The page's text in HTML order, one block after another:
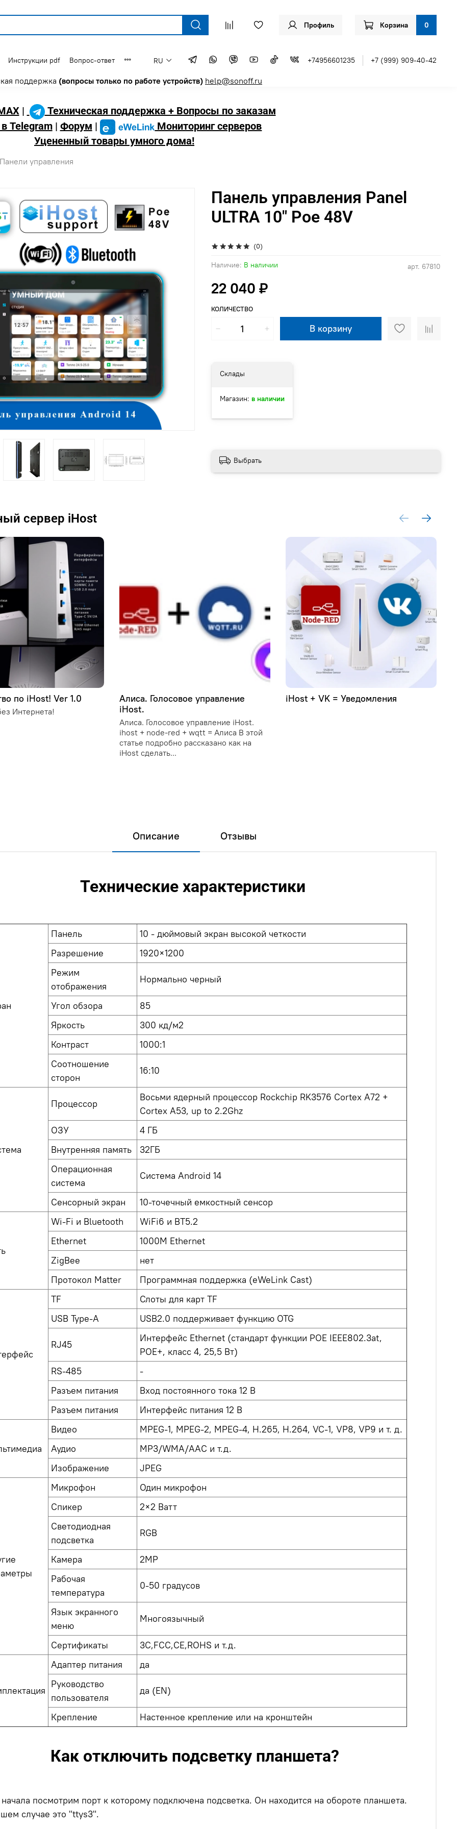
Профиль Корзина 0
Инструкции pdf Вопрос-ответ RU +74956601235 +7 (999) 909-40-42
поддержка (вопросы только по работе устройств) help@sonoff.ru
|
Техническая поддержка + Вопросы по заказам
Telegram| Форум |
Мониторинг серверов
Уцененный товары умного дома!
управления
(0)
арт. 67810
Наличие: В наличии
Панель управления Panel
ULTRA 10″ Poe 48V
22 040 ₽
КОЛИЧЕСТВО
В корзину
Склады
Магазин: в наличии
Выбрать
сервер iHost
по iHost! Ver 1.0
Интернета!
Алиса. Голосовое управление
iHost.
Алиса. Голосовое управление iHost.
ihost + node-red + wqtt = Алиса В этой
статье подробно рассказано как на
iHost сделать...
iHost + VK = Уведомления
Описание Отзывы
Технические характеристики
Панель
10 - дюймовый экран высокой четкости
Разрешение
1920×1200
Режим
отображения
Нормально черный
Угол обзора
85
Яркость
300 кд/м2
Контраст
1000:1
Соотношение
сторон
16:10
Процессор
Восьми ядерный процессор Rockchip RK3576 Cortex A72 +
Cortex A53, up to 2.2Ghz
ОЗУ
4 ГБ
Внутренняя память
32ГБ
Операционная
система
Система Android 14
Сенсорный экран 10-точечный емкостный сенсор
Wi-Fi и Bluetooth
WiFi6 и BT5.2
Ethernet
1000M Ethernet
ZigBee
нет
Протокол Matter
Программная поддержка (eWeLink Cast)
TF
Слоты для карт TF
USB Type-A
USB2.0 поддерживает функцию OTG
RJ45
Интерфейс Ethernet (стандарт функции POE IEEE802.3at,
POE+, класс 4, 25,5 Вт)
RS-485
-
Разъем питания
Вход постоянного тока 12 В
Разъем питания
Интерфейс питания 12 В
Видео
MPEG-1, MPEG-2, MPEG-4, H.265, H.264, VC-1, VP8, VP9 и т. д.
Аудио
MP3/WMA/AAC и т.д.
Изображение
JPEG
Микрофон
Один микрофон
Спикер
2×2 Ватт
Светодиодная
подсветка
RGB
Камера
2MP
Рабочая
температура
0-50 градусов
Язык экранного
меню
Многоязычный
Сертификаты 3C,FCC,CE,ROHS и т.д.
Адаптер питания
да
Руководство
пользователя
да (EN)
Крепление Настенное крепление или на кронштейн
Как отключить подсветку планшета?
посмотрим порт к которому подключена подсветка. Он находится на обороте планшета.
случае это "ttys3".